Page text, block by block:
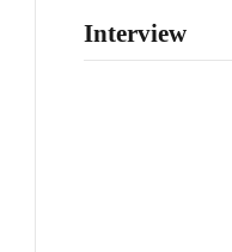
Interview